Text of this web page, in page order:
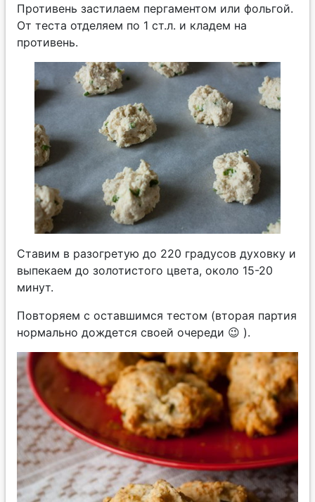
Противень застилаем пергаментом или фольгой.
От теста отделяем по 1 ст.л. и кладем на
противень.
Ставим в разогретую до 220 градусов духовку и
выпекаем до золотистого цвета, около 15-20
минут.
Повторяем с оставшимся тестом (вторая партия
нормально дождется своей очереди 😉 ).